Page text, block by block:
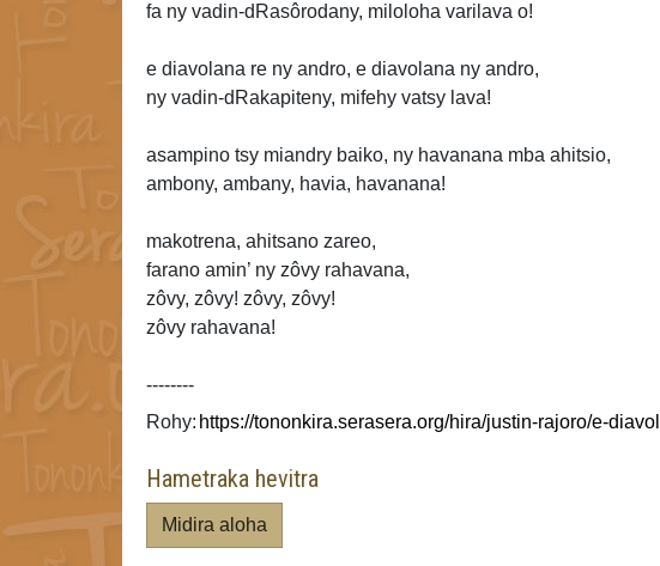
fa ny vadin-dRasôrodany, miloloha varilava o!
e diavolana re ny andro, e diavolana ny andro,
ny vadin-dRakapiteny, mifehy vatsy lava!
asampino tsy miandry baiko, ny havanana mba ahitsio,
ambony, ambany, havia, havanana!
makotrena, ahitsano zareo,
farano amin’ ny zôvy rahavana,
zôvy, zôvy! zôvy, zôvy!
zôvy rahavana!
--------
Rohy:
Hametraka hevitra
Midira aloha